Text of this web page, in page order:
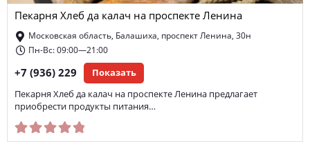
доставка кавказской еды гриль-бар
доставка шашлыков
Wi-Fi вок доставка
парковка
Пекарня Хлеб да калач на проспекте Ленина
Московская область, Балашиха, проспект Ленина, 30н
Пн-Вс: 09:00—21:00
+7 (936) 229 Показать
Пекарня Хлеб да калач на проспекте Ленина предлагает
приобрести продукты питания…